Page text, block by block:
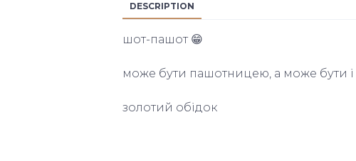
DESCRIPTION
шот-пашот 😁
може бути пашотницею, а може бути
золотий обідок